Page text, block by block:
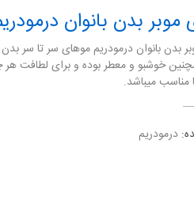
موبر بدن بانوان
خوشبو و معطر بوده و برای لطافت
مناسب ميباشد.
درمودریم